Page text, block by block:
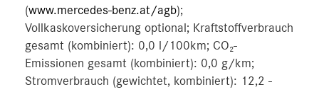
(www.mercedes-benz.at/agb);
Vollkaskoversicherung optional; Kraftstoffverbrauch
gesamt (kombiniert): 0,0 l/100km; CO₂-
Emissionen gesamt (kombiniert): 0,0 g/km;
Stromverbrauch (gewichtet, kombiniert): 12,2 -